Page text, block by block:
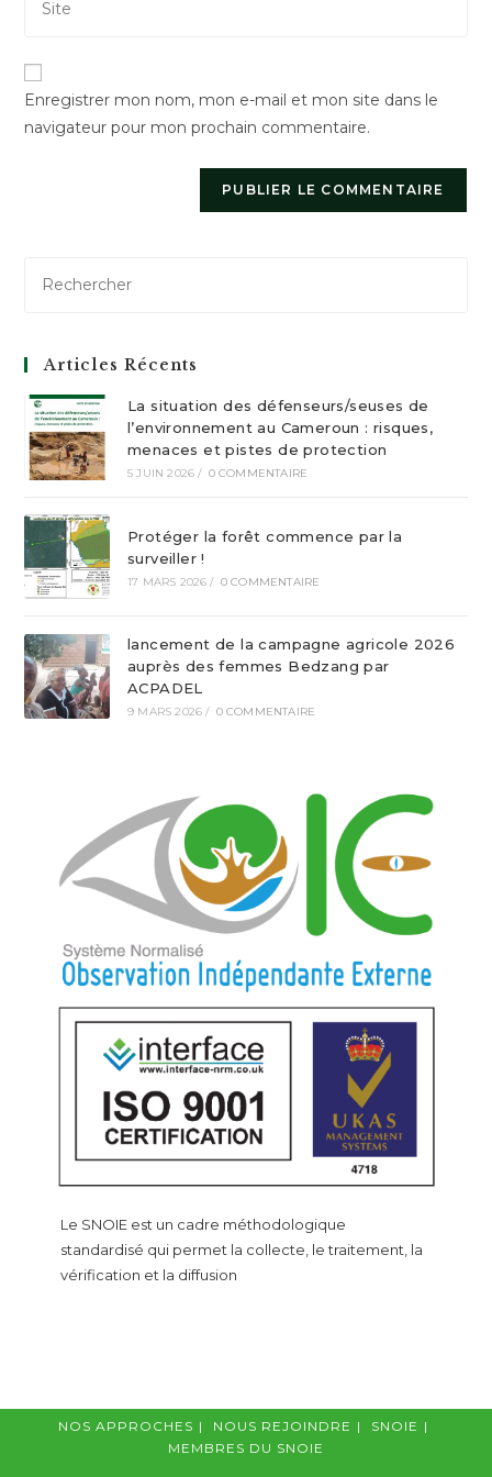
l’URL
votre
site
(facultatif)
Enregistrer mon nom, mon e-mail et mon site dans le
navigateur pour mon prochain commentaire.
Articles Récents
La situation des défenseurs/seuses de
l’environnement au Cameroun : risques,
menaces et pistes de protection
5 JUIN 2026 / 0 COMMENTAIRE
Protéger la forêt commence par la
surveiller !
17 MARS 2026 / 0 COMMENTAIRE
lancement de la campagne agricole 2026
auprès des femmes Bedzang par
ACPADEL
9 MARS 2026 / 0 COMMENTAIRE
Le SNOIE est un cadre méthodologique
standardisé qui permet la collecte, le traitement, la
vérification et la diffusion
NOS APPROCHES NOUS REJOINDRE
SNOIE
MEMBRES DU SNOIE